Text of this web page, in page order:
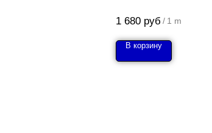
1 680 руб / 1 m
В корзину